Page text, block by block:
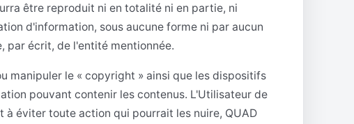
être reproduit ni en totalité ni en partie, ni
d'information, sous aucune forme ni par aucun
par écrit, de l'entité mentionnée.
manipuler le « copyright » ainsi que les dispositifs
pouvant contenir les contenus. L'Utilisateur de
éviter toute action qui pourrait les nuire, QUAD